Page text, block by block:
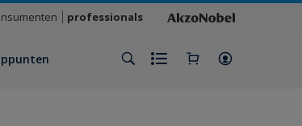
professionals